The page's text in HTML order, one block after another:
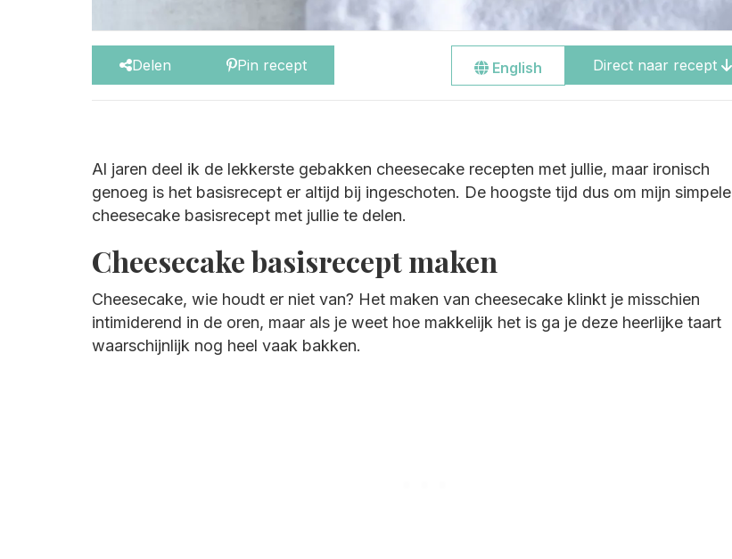
Delen Pin recept EnglishGo
to
site
Direct naar recept
Al jaren deel ik de lekkerste gebakken cheesecake recepten met jullie, maar ironisch
genoeg is het basisrecept er altijd bij ingeschoten. De hoogste tijd dus om mijn simpele
cheesecake basisrecept met jullie te delen.
Cheesecake basisrecept maken
Cheesecake, wie houdt er niet van? Het maken van cheesecake klinkt je misschien
intimiderend in de oren, maar als je weet hoe makkelijk het is ga je deze heerlijke taart
waarschijnlijk nog heel vaak bakken.